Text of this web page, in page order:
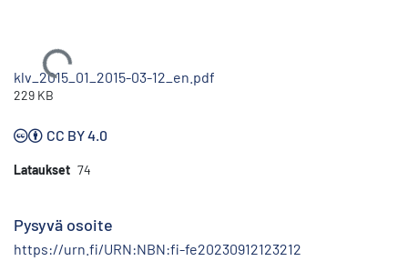
Ladataan...
klv_2015_01_2015-03-12_en.pdf
229 KB
CC BY 4.0
Lataukset 74
Pysyvä osoite
https://urn.fi/URN:NBN:fi-fe20230912123212